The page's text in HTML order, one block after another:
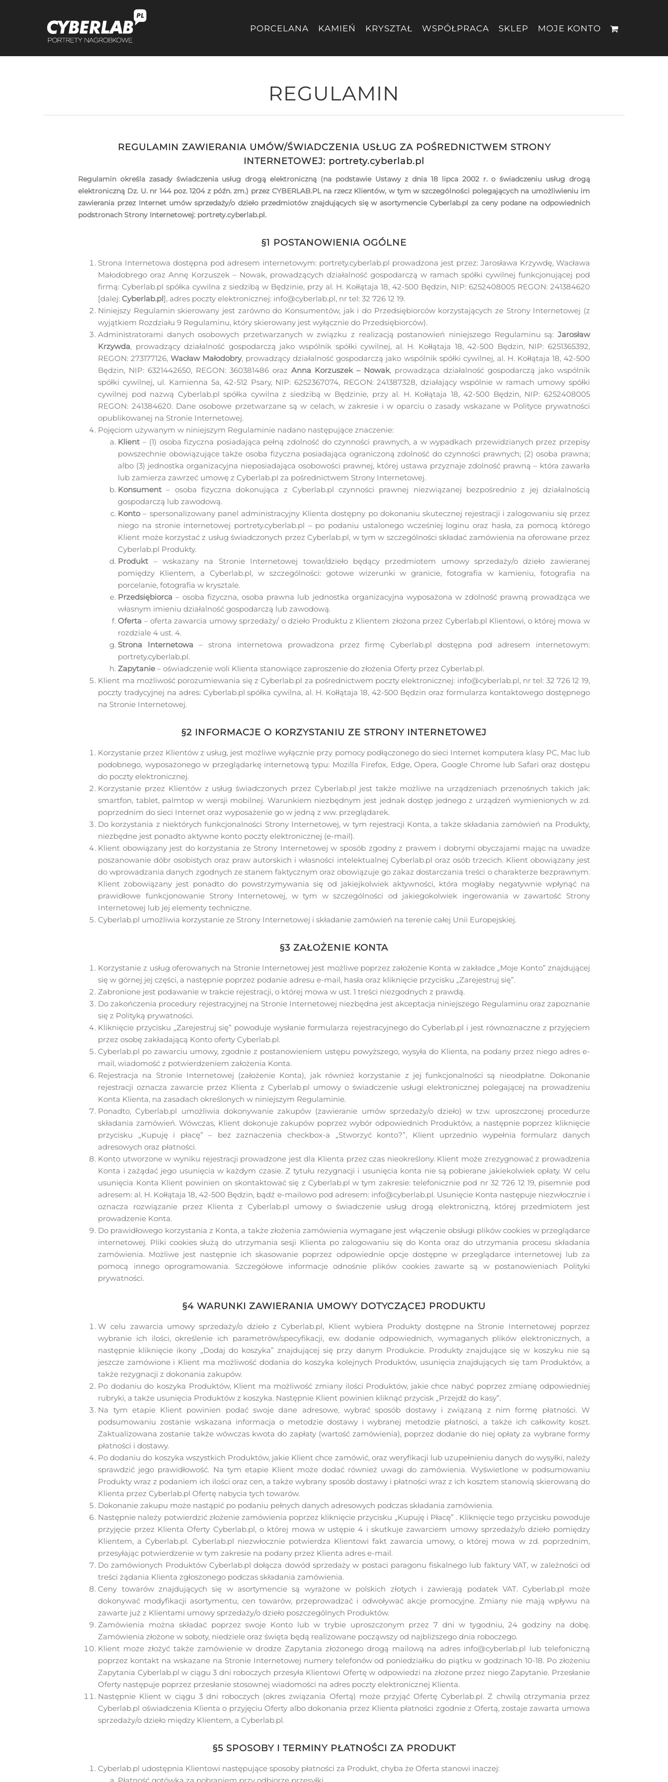
PORCELANA KAMIEŃ KRYSZTAŁ WSPÓŁPRACA SKLEP MOJE KONTO
REGULAMIN
REGULAMIN ZAWIERANIA UMÓW/ŚWIADCZENIA USŁUG ZA POŚREDNICTWEM STRONY
INTERNETOWEJ: portrety.cyberlab.pl
Regulamin określa zasady świadczenia usług drogą elektroniczną (na podstawie Ustawy z dnia 18 lipca 2002 r. o świadczeniu usług drogą
elektroniczną Dz. U. nr 144 poz. 1204 z późn. zm.) przez CYBERLAB.PL na rzecz Klientów, w tym w szczególności polegających na umożliwieniu im
zawierania przez Internet umów sprzedaży/o dzieło przedmiotów znajdujących się w asortymencie Cyberlab.pl za ceny podane na odpowiednich
podstronach Strony Internetowej: portrety.cyberlab.pl.
§1 POSTANOWIENIA OGÓLNE
Strona Internetowa dostępna pod adresem internetowym: portrety.cyberlab.pl prowadzona jest przez: Jarosława Krzywdę, Wacława
Małodobrego oraz Annę Korzuszek – Nowak, prowadzących działalność gospodarczą w ramach spółki cywilnej funkcjonującej pod
firmą: Cyberlab.pl spółka cywilna z siedzibą w Będzinie, przy al. H. Kołłątaja 18, 42-500 Będzin, NIP: 6252408005 REGON: 241384620
[dalej:Cyberlab.pl], adres poczty elektronicznej: info@cyberlab.pl, nr tel: 32 726 12 19.
Niniejszy Regulamin skierowany jest zarówno do Konsumentów, jak i do Przedsiębiorców korzystających ze Strony Internetowej (z
wyjątkiem Rozdziału 9 Regulaminu, który skierowany jest wyłącznie do Przedsiębiorców).
Administratorami danych osobowych przetwarzanych w związku z realizacją postanowień niniejszego Regulaminu są: Jarosław
Krzywda, prowadzący działalność gospodarczą jako wspólnik spółki cywilnej, al. H. Kołłątaja 18, 42-500 Będzin, NIP: 6251365392,
REGON: 273177126,Wacław Małodobry, prowadzący działalność gospodarczą jako wspólnik spółki cywilnej, al. H. Kołłątaja 18, 42-500
Będzin, NIP: 6321442650, REGON: 360381486 orazAnna Korzuszek – Nowak, prowadząca działalność gospodarczą jako wspólnik
spółki cywilnej, ul. Kamienna 5a, 42-512 Psary, NIP: 6252367074, REGON: 241387328, działający wspólnie w ramach umowy spółki
cywilnej pod nazwą Cyberlab.pl spółka cywilna z siedzibą w Będzinie, przy al. H. Kołłątaja 18, 42-500 Będzin, NIP: 6252408005
REGON: 241384620. Dane osobowe przetwarzane są w celach, w zakresie i w oparciu o zasady wskazane w Polityce prywatności
opublikowanej na Stronie Internetowej.
Pojęciom używanym w niniejszym Regulaminie nadano następujące znaczenie:
Klient – (1) osoba fizyczna posiadająca pełną zdolność do czynności prawnych, a w wypadkach przewidzianych przez przepisy
powszechnie obowiązujące także osoba fizyczna posiadająca ograniczoną zdolność do czynności prawnych; (2) osoba prawna;
albo (3) jednostka organizacyjna nieposiadająca osobowości prawnej, której ustawa przyznaje zdolność prawną – która zawarła
lub zamierza zawrzeć umowę z Cyberlab.pl za pośrednictwem Strony Internetowej.
Konsument – osoba fizyczna dokonująca z Cyberlab.pl czynności prawnej niezwiązanej bezpośrednio z jej działalnością
gospodarczą lub zawodową.
Konto– spersonalizowany panel administracyjny Klienta dostępny po dokonaniu skutecznej rejestracji i zalogowaniu się przez
niego na stronie internetowej portrety.cyberlab.pl – po podaniu ustalonego wcześniej loginu oraz hasła, za pomocą którego
Klient może korzystać z usług świadczonych przez Cyberlab.pl, w tym w szczególności składać zamówienia na oferowane przez
Cyberlab.pl Produkty.
Produkt – wskazany na Stronie Internetowej towar/dzieło będący przedmiotem umowy sprzedaży/o dzieło zawieranej
pomiędzy Klientem, a Cyberlab.pl, w szczególności: gotowe wizerunki w granicie, fotografia w kamieniu, fotografia na
porcelanie, fotografia w krysztale.
Przedsiębiorca – osoba fizyczna, osoba prawna lub jednostka organizacyjna wyposażona w zdolność prawną prowadząca we
własnym imieniu działalność gospodarczą lub zawodową.
Oferta – oferta zawarcia umowy sprzedaży/ o dzieło Produktu z Klientem złożona przez Cyberlab.pl Klientowi, o której mowa w
rozdziale 4 ust. 4.
Strona Internetowa – strona internetowa prowadzona przez firmę Cyberlab.pl dostępna pod adresem internetowym:
portrety.cyberlab.pl.
Zapytanie – oświadczenie woli Klienta stanowiące zaproszenie do złożenia Oferty przez Cyberlab.pl.
Klient ma możliwość porozumiewania się z Cyberlab.pl za pośrednictwem poczty elektronicznej: info@cyberlab.pl, nr tel: 32 726 12 19,
poczty tradycyjnej na adres: Cyberlab.pl spółka cywilna, al. H. Kołłątaja 18, 42-500 Będzin oraz formularza kontaktowego dostępnego
na Stronie Internetowej.
§2 INFORMACJE O KORZYSTANIU ZE STRONY INTERNETOWEJ
Korzystanie przez Klientów z usług, jest możliwe wyłącznie przy pomocy podłączonego do sieci Internet komputera klasy PC, Mac lub
podobnego, wyposażonego w przeglądarkę internetową typu: Mozilla Firefox, Edge, Opera, Google Chrome lub Safari oraz dostępu
do poczty elektronicznej.
Korzystanie przez Klientów z usług świadczonych przez Cyberlab.pl jest także możliwe na urządzeniach przenośnych takich jak:
smartfon, tablet, palmtop w wersji mobilnej. Warunkiem niezbędnym jest jednak dostęp jednego z urządzeń wymienionych w zd.
poprzednim do sieci Internet oraz wyposażenie go w jedną z ww. przeglądarek.
Do korzystania z niektórych funkcjonalności Strony Internetowej, w tym rejestracji Konta, a także składania zamówień na Produkty,
niezbędne jest ponadto aktywne konto poczty elektronicznej (e-mail).
Klient obowiązany jest do korzystania ze Strony Internetowej w sposób zgodny z prawem i dobrymi obyczajami mając na uwadze
poszanowanie dóbr osobistych oraz praw autorskich i własności intelektualnej Cyberlab.pl oraz osób trzecich. Klient obowiązany jest
do wprowadzania danych zgodnych ze stanem faktycznym oraz obowiązuje go zakaz dostarczania treści o charakterze bezprawnym.
Klient zobowiązany jest ponadto do powstrzymywania się od jakiejkolwiek aktywności, która mogłaby negatywnie wpłynąć na
prawidłowe funkcjonowanie Strony Internetowej, w tym w szczególności od jakiegokolwiek ingerowania w zawartość Strony
Internetowej lub jej elementy techniczne.
Cyberlab.pl umożliwia korzystanie ze Strony Internetowej i składanie zamówień na terenie całej Unii Europejskiej.
§3 ZAŁOŻENIE KONTA
Korzystanie z usług oferowanych na Stronie Internetowej jest możliwe poprzez założenie Konta w zakładce „Moje Konto” znajdującej
się w górnej jej części, a następnie poprzez podanie adresu e-mail, hasła oraz kliknięcie przycisku „Zarejestruj się”.
Zabronione jest podawanie w trakcie rejestracji, o której mowa w ust. 1 treści niezgodnych z prawdą.
Do zakończenia procedury rejestracyjnej na Stronie Internetowej niezbędna jest akceptacja niniejszego Regulaminu oraz zapoznanie
się z Polityką prywatności.
Kliknięcie przycisku „Zarejestruj się” powoduje wysłanie formularza rejestracyjnego do Cyberlab.pl i jest równoznaczne z przyjęciem
przez osobę zakładającą Konto oferty Cyberlab.pl.
Cyberlab.pl po zawarciu umowy, zgodnie z postanowieniem ustępu powyższego, wysyła do Klienta, na podany przez niego adres e-
mail, wiadomość z potwierdzeniem założenia Konta.
Rejestracja na Stronie Internetowej (założenie Konta), jak również korzystanie z jej funkcjonalności są nieodpłatne. Dokonanie
rejestracji oznacza zawarcie przez Klienta z Cyberlab.pl umowy o świadczenie usługi elektronicznej polegającej na prowadzeniu
Konta Klienta, na zasadach określonych w niniejszym Regulaminie.
Ponadto, Cyberlab.pl umożliwia dokonywanie zakupów (zawieranie umów sprzedaży/o dzieło) w tzw. uproszczonej procedurze
składania zamówień. Wówczas, Klient dokonuje zakupów poprzez wybór odpowiednich Produktów, a następnie poprzez kliknięcie
przycisku „Kupuję i płacę” – bez zaznaczenia checkbox-a „Stworzyć konto?”, Klient uprzednio wypełnia formularz danych
adresowych oraz płatności.
Konto utworzone w wyniku rejestracji prowadzone jest dla Klienta przez czas nieokreślony. Klient może zrezygnować z prowadzenia
Konta i zażądać jego usunięcia w każdym czasie. Z tytułu rezygnacji i usunięcia konta nie są pobierane jakiekolwiek opłaty. W celu
usunięcia Konta Klient powinien on skontaktować się z Cyberlab.pl w tym zakresie: telefonicznie pod nr 32 726 12 19, pisemnie pod
adresem: al. H. Kołłątaja 18, 42-500 Będzin, bądź e-mailowo pod adresem: info@cyberlab.pl. Usunięcie Konta następuje niezwłocznie i
oznacza rozwiązanie przez Klienta z Cyberlab.pl umowy o świadczenie usług drogą elektroniczną, której przedmiotem jest
prowadzenie Konta.
Do prawidłowego korzystania z Konta, a także złożenia zamówienia wymagane jest włączenie obsługi plików cookies w przeglądarce
internetowej. Pliki cookies służą do utrzymania sesji Klienta po zalogowaniu się do Konta oraz do utrzymania procesu składania
zamówienia. Możliwe jest następnie ich skasowanie poprzez odpowiednie opcje dostępne w przeglądarce internetowej lub za
pomocą innego oprogramowania. Szczegółowe informacje odnośnie plików cookies zawarte są w postanowieniach Polityki
prywatności.
§4 WARUNKI ZAWIERANIA UMOWY DOTYCZĄCEJ PRODUKTU
W celu zawarcia umowy sprzedaży/o dzieło z Cyberlab.pl, Klient wybiera Produkty dostępne na Stronie Internetowej poprzez
wybranie ich ilości, określenie ich parametrów/specyfikacji, ew. dodanie odpowiednich, wymaganych plików elektronicznych, a
następnie kliknięcie ikony „Dodaj do koszyka” znajdującej się przy danym Produkcie. Produkty znajdujące się w koszyku nie są
jeszcze zamówione i Klient ma możliwość dodania do koszyka kolejnych Produktów, usunięcia znajdujących się tam Produktów, a
także rezygnacji z dokonania zakupów.
Po dodaniu do koszyka Produktów, Klient ma możliwość zmiany ilości Produktów, jakie chce nabyć poprzez zmianę odpowiedniej
rubryki, a także usunięcia Produktów z koszyka. Następnie Klient powinien kliknąć przycisk „Przejdź do kasy”.
Na tym etapie Klient powinien podać swoje dane adresowe, wybrać sposób dostawy i związaną z nim formę płatności. W
podsumowaniu zostanie wskazana informacja o metodzie dostawy i wybranej metodzie płatności, a także ich całkowity koszt.
Zaktualizowana zostanie także wówczas kwota do zapłaty (wartość zamówienia), poprzez dodanie do niej opłaty za wybrane formy
płatności i dostawy.
Po dodaniu do koszyka wszystkich Produktów, jakie Klient chce zamówić, oraz weryfikacji lub uzupełnieniu danych do wysyłki, należy
sprawdzić jego prawidłowość. Na tym etapie Klient może dodać również uwagi do zamówienia. Wyświetlone w podsumowaniu
Produkty wraz z podaniem ich ilości oraz cen, a także wybrany sposób dostawy i płatności wraz z ich kosztem stanowią skierowaną do
Klienta przez Cyberlab.pl Ofertę nabycia tych towarów.
Dokonanie zakupu może nastąpić po podaniu pełnych danych adresowych podczas składania zamówienia.
Następnie należy potwierdzić złożenie zamówienia poprzez kliknięcie przycisku „Kupuję i Płacę” . Kliknięcie tego przycisku powoduje
przyjęcie przez Klienta Oferty Cyberlab.pl, o której mowa w ustępie 4 i skutkuje zawarciem umowy sprzedaży/o dzieło pomiędzy
Klientem, a Cyberlab.pl. Cyberlab.pl niezwłocznie potwierdza Klientowi fakt zawarcia umowy, o której mowa w zd. poprzednim,
przesyłając potwierdzenie w tym zakresie na podany przez Klienta adres e-mail.
Do zamówionych Produktów Cyberlab.pl dołącza dowód sprzedaży w postaci paragonu fiskalnego lub faktury VAT, w zależności od
treści żądania Klienta zgłoszonego podczas składania zamówienia.
Ceny towarów znajdujących się w asortymencie są wyrażone w polskich złotych i zawierają podatek VAT. Cyberlab.pl może
dokonywać modyfikacji asortymentu, cen towarów, przeprowadzać i odwoływać akcje promocyjne. Zmiany nie mają wpływu na
zawarte już z Klientami umowy sprzedaży/o dzieło poszczególnych Produktów.
Zamówienia można składać poprzez swoje Konto lub w trybie uproszczonym przez 7 dni w tygodniu, 24 godziny na dobę.
Zamówienia złożone w soboty, niedziele oraz święta będą realizowane począwszy od najbliższego dnia roboczego.
Klient może złożyć także zamówienie w drodze Zapytania złożonego drogą mailową na adres info@cyberlab.pl lub telefoniczną
poprzez kontakt na wskazane na Stronie Internetowej numery telefonów od poniedziałku do piątku w godzinach 10-18. Po złożeniu
Zapytania Cyberlab.pl w ciągu 3 dni roboczych przesyła Klientowi Ofertę w odpowiedzi na złożone przez niego Zapytanie. Przesłanie
Oferty następuje poprzez przesłanie stosownej wiadomości na adres poczty elektronicznej Klienta.
Następnie Klient w ciągu 3 dni roboczych (okres związania Ofertą) może przyjąć Ofertę Cyberlab.pl. Z chwilą otrzymania przez
Cyberlab.pl oświadczenia Klienta o przyjęciu Oferty albo dokonania przez Klienta płatności zgodnie z Ofertą, zostaje zawarta umowa
sprzedaży/o dzieło między Klientem, a Cyberlab.pl.
§5 SPOSOBY I TERMINY PŁATNOŚCI ZA PRODUKT
Cyberlab.pl udostępnia Klientowi następujące sposoby płatności za Produkt, chyba że Oferta stanowi inaczej: